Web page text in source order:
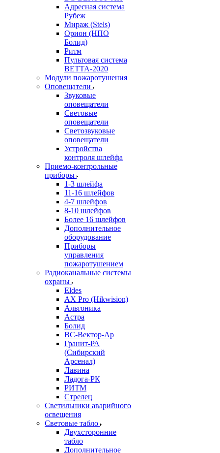
Адресная система
Рубеж
Мираж (Stels)
Орион (НПО
Болид)
Ритм
Пультовая система
ВЕТТА-2020
Модули пожаротушения
Оповещатели
Звуковые
оповещатели
Световые
оповещатели
Светозвуковые
оповещатели
Устройства
контроля шлейфа
Приемо-контрольные
приборы
1-3 шлейфа
11-16 шлейфов
4-7 шлейфов
8-10 шлейфов
Более 16 шлейфов
Дополнительное
оборудование
Приборы
управления
пожаротушением
Радиоканальные системы
охраны
Eldes
AX Pro (Hikwision)
Альтоника
Астра
Болид
ВС-Вектор-Ар
Гранит-РА
(Сибирский
Арсенал)
Лавина
Ладога-РК
РИТМ
Стрелец
Светильники аварийного
освещения
Световые табло
Двухсторонние
табло
Дополнительное